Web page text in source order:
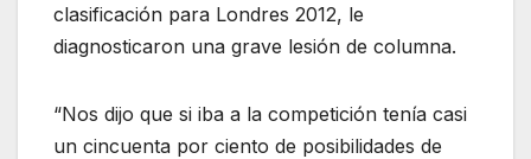
clasificación para Londres 2012, le
diagnosticaron una grave lesión de columna.
“Nos dijo que si iba a la competición tenía casi
un cincuenta por ciento de posibilidades de